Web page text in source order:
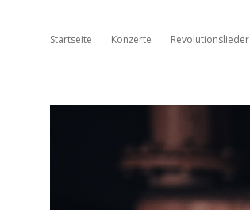
Startseite Konzerte Revolutionslieder
Ambros